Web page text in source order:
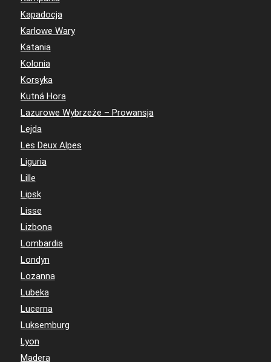
Kapadocja
Karlowe Wary
Katania
Kolonia
Korsyka
Kutná Hora
Lazurowe Wybrzeże – Prowansja
Lejda
Les Deux Alpes
Liguria
Lille
Lipsk
Lisse
Lizbona
Lombardia
Londyn
Lozanna
Lubeka
Lucerna
Luksemburg
Lyon
Madera